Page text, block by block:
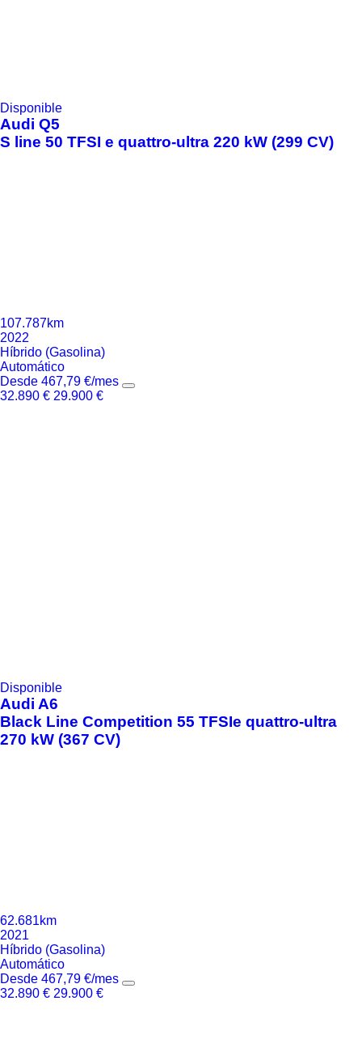
Disponible
Audi Q5
S line 50 TFSI e quattro-ultra 220 kW (299 CV)
107.787km
2022
Híbrido (Gasolina)
Automático
Desde 467,79 €/mes
32.890 € 29.900 €
Disponible
Audi A6
Black Line Competition 55 TFSIe quattro-ultra
270 kW (367 CV)
62.681km
2021
Híbrido (Gasolina)
Automático
Desde 467,79 €/mes
32.890 € 29.900 €